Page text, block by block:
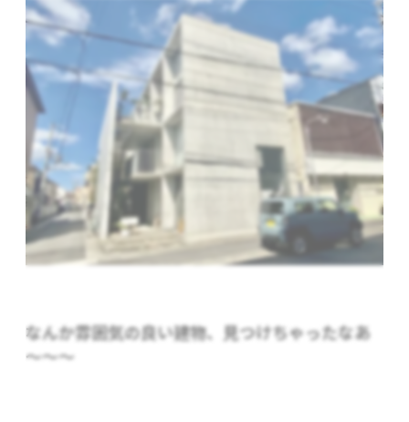
なんか雰囲気の良い建物、見つけちゃったなあ
～～～